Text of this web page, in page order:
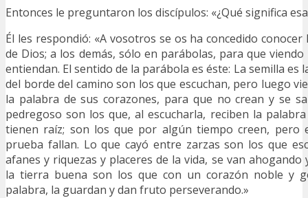
Entonces le preguntaron los discípulos: «¿Qué significa
Él les respondió: «A vosotros se os ha concedido
de Dios; a los demás, sólo en parábolas, para que
entiendan. El sentido de la parábola es éste: La semilla es
del borde del camino son los que escuchan, pero luego
la palabra de sus corazones, para que no crean y se
pedregoso son los que, al escucharla, reciben la
tienen raíz; son los que por algún tiempo creen, pero
prueba fallan. Lo que cayó entre zarzas son los que
afanes y riquezas y placeres de la vida, se van ahogando
la tierra buena son los que con un corazón noble y
palabra, la guardan y dan fruto perseverando.»